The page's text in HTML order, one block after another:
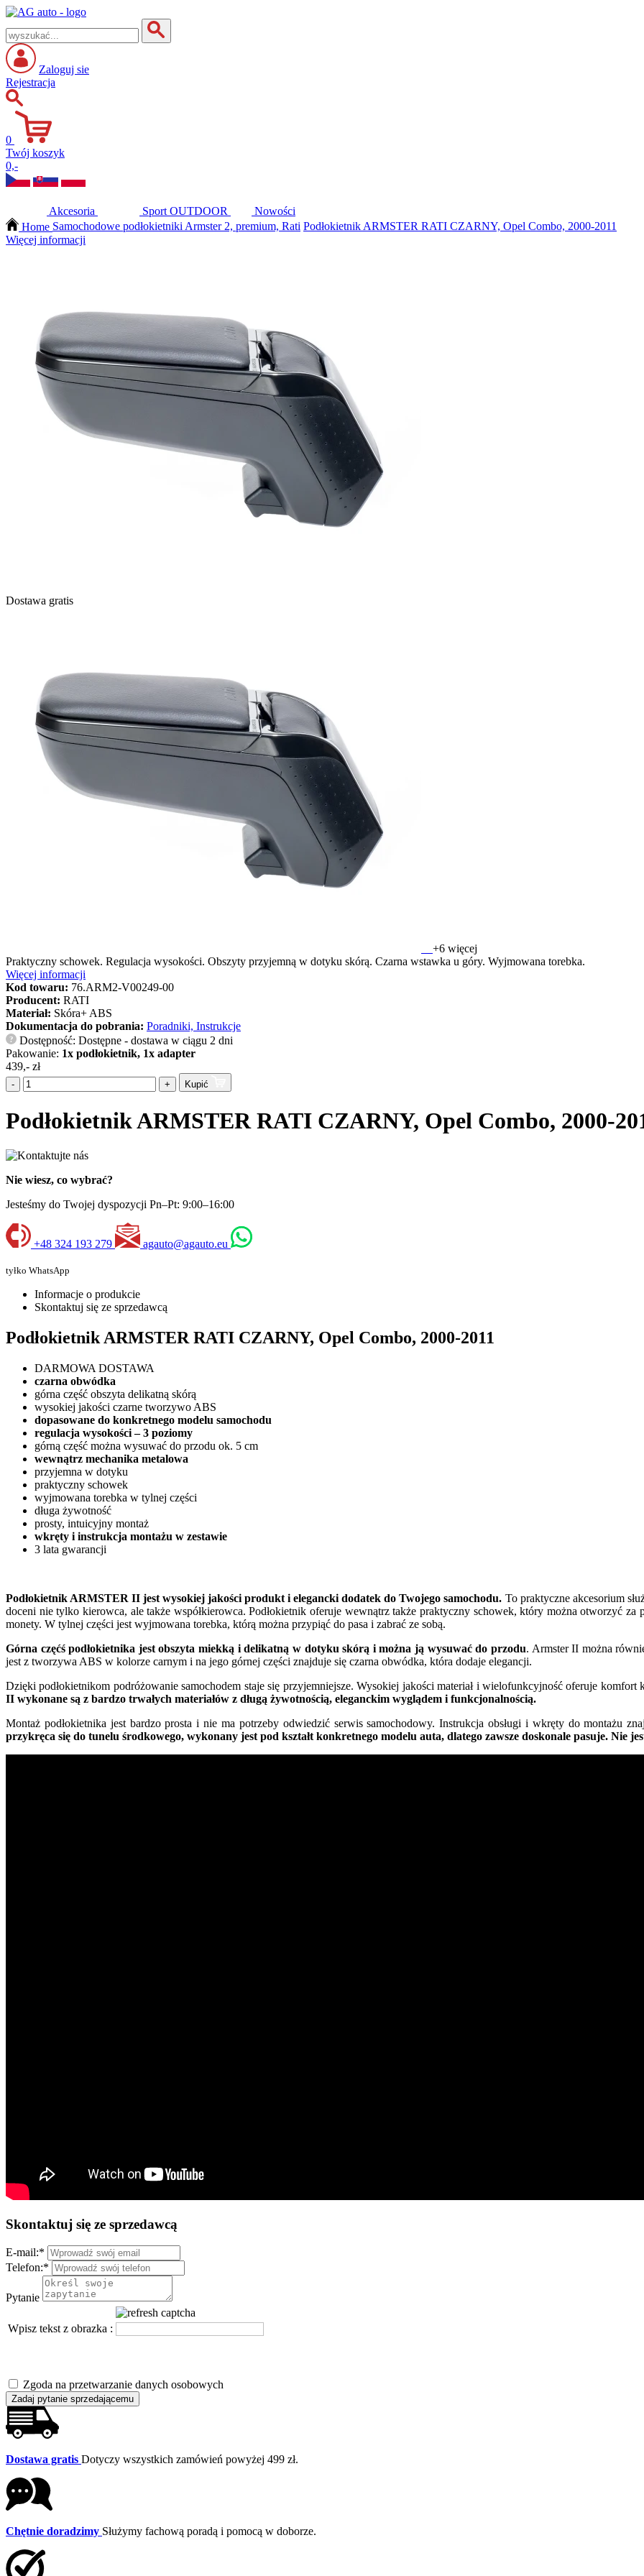
Zaloguj sie
Rejestracja
0
Twój koszyk
0,-
Akcesoria Sport OUTDOOR
Nowości
Home Samochodowe podłokietniki Armster 2, premium, Rati Podłokietnik ARMSTER RATI CZARNY, Opel Combo, 2000-2011
Więcej informacji
Dostawa gratis
+6 więcej
Praktyczny schowek. Regulacja wysokości. Obszyty przyjemną w dotyku skórą. Czarna wstawka u góry. Wyjmowana torebka.
Więcej informacji
Kod towaru: 76.ARM2-V00249-00
Producent: RATI
Materiał: Skóra+ ABS
Dokumentacja do pobrania: Poradniki, Instrukcje
?
Dostępność: Dostępne - dostawa w ciągu 2 dni
Pakowanie: 1x podłokietnik, 1x adapter
439,- zł
- + Kupić
Podłokietnik ARMSTER RATI CZARNY, Opel Combo, 2000-
Nie wiesz, co wybrać?
Jesteśmy do Twojej dyspozycji Pn–Pt: 9:00–16:00
+48 324 193 279 agauto@agauto.eu
tyłko WhatsApp
Informacje o produkcie
Skontaktuj się ze sprzedawcą
Podłokietnik ARMSTER RATI CZARNY, Opel Combo, 2000-2011
DARMOWA DOSTAWA
czarna obwódka
górna część obszyta delikatną skórą
wysokiej jakości czarne tworzywo ABS
dopasowane do konkretnego modelu samochodu
regulacja wysokości – 3 poziomy
górną część można wysuwać do przodu ok. 5 cm
wewnątrz mechanika metalowa
przyjemna w dotyku
praktyczny schowek
wyjmowana torebka w tylnej części
długa żywotność
prosty, intuicyjny montaż
wkręty i instrukcja montażu w zestawie
3 lata gwarancji
Podłokietnik ARMSTER II jest wysokiej jakości produkt i elegancki dodatek do Twojego samochodu. To praktyczne akcesorium
doceni nie tylko kierowca, ale także współkierowca. Podłokietnik oferuje wewnątrz także praktyczny schowek, który można otworzyć
monety. W tylnej części jest wyjmowana torebka, którą można przypiąć do pasa i zabrać ze sobą.
Górna częćś podłokietnika jest obszyta miekką i delikatną w dotyku skórą i można ją wysuwać do przodu. Armster II można
jest z tworzywa ABS w kolorze carnym i na jego górnej części znajduje się czarna obwódka, która dodaje elegancji.
Dzięki podłokietnikom podróżowanie samochodem staje się przyjemniejsze. Wysokiej jakości materiał i wielofunkcyjność oferuje
II wykonane są z bardzo trwałych materiałów z długą żywotnością, eleganckim wyglądem i funkcjonalnością.
Montaż podłokietnika jest bardzo prosta i nie ma potrzeby odwiedzić serwis samochodowy. Instrukcja obsługi i wkręty do montażu
przykręca się do tunelu środkowego, wykonany jest pod kształt konkretnego modelu auta, dlatego zawsze doskonale pasuje. Nie
Skontaktuj się ze sprzedawcą
E-mail:*
Telefon:*
Pytanie
Wpisz tekst z obrazka :
Zgoda na przetwarzanie danych osobowych
Zadaj pytanie sprzedającemu
Dostawa gratis Dotyczy wszystkich zamówień powyżej 499 zł.
Chętnie doradzimy Służymy fachową poradą i pomocą w doborze.